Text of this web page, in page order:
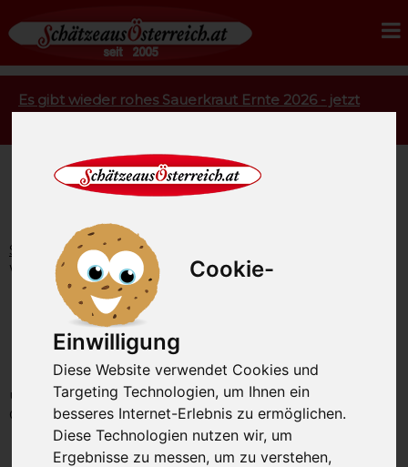
Cookie-
Einwilligung
Diese Website verwendet Cookies und
Targeting Technologien, um Ihnen ein
besseres Internet-Erlebnis zu ermöglichen.
Diese Technologien nutzen wir, um
Ergebnisse zu messen, um zu verstehen,
Es gibt wieder rohes Sauerkraut Ernte 2026 - jetzt
Startseite Feinkost
Wachauer Marille PUR 220g
Fruchtaufstrich Wachauer
Marille PUR 220g
unsere Artikel-Nummer: SAO1036
Gewicht: 220g